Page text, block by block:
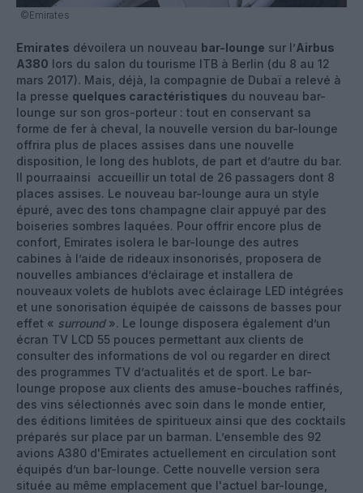
©Emirates
Emirates dévoilera un nouveau bar-lounge sur l’Airbus
A380 lors du salon du tourisme ITB à Berlin (du 8 au 12
mars 2017). Mais, déjà, la compagnie de Dubaï a relevé à
la presse quelques caractéristiques du nouveau bar-
lounge sur son gros-porteur : tout en conservant sa
forme de fer à cheval, la nouvelle version du bar-lounge
offrira plus de places assises dans une nouvelle
disposition, le long des hublots, de part et d’autre du bar.
Il pourraainsi accueillir un total de 26 passagers dont 8
places assises. Le nouveau bar-lounge aura un style
épuré, avec des tons champagne clair appuyé par des
boiseries sombres laquées. Pour offrir encore plus de
confort, Emirates isolera le bar-lounge des autres
cabines à l’aide de rideaux insonorisés, proposera de
nouvelles ambiances d’éclairage et installera de
nouveaux volets de hublots avec éclairage LED intégrées
et une sonorisation équipée de caissons de basses pour
effet « surround». Le lounge disposera également d’un
écran TV LCD 55 pouces permettant aux clients de
consulter des informations de vol ou regarder en direct
des programmes TV d’actualités et de sport. Le bar-
lounge propose aux clients des amuse-bouches raffinés,
des vins sélectionnés avec soin dans le monde entier,
des éditions limitées de spiritueux ainsi que des cocktails
préparés sur place par un barman. L’ensemble des 92
avions A380 d'Emirates actuellement en circulation sont
équipés d’un bar-lounge. Cette nouvelle version sera
située au même emplacement que l'actuel bar-lounge,